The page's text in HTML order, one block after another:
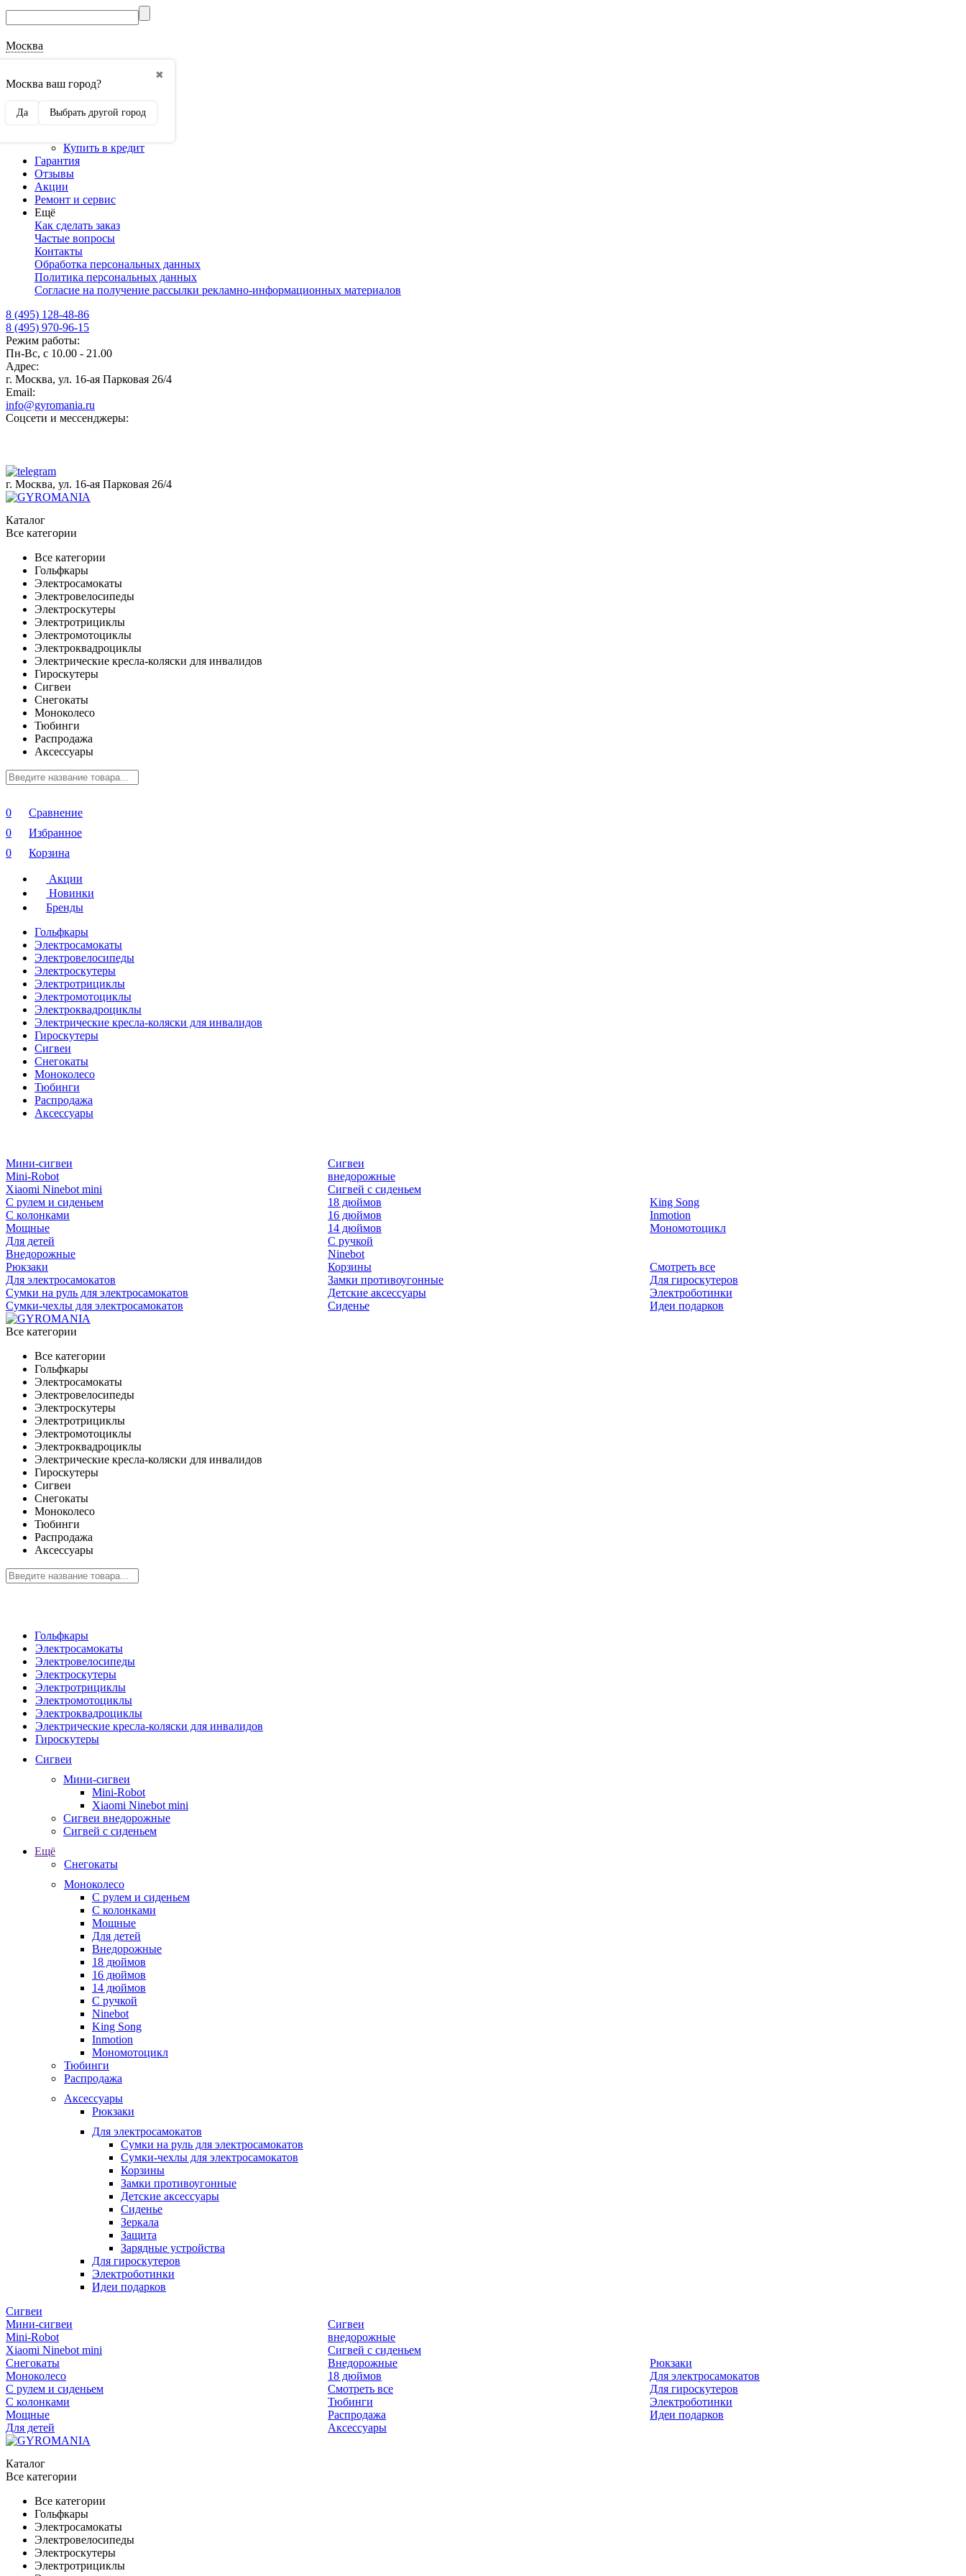
Москва
✖
Москва ваш город?
Да Выбрать другой город
Наши реквизиты
Оптовикам
Сотрудничество
Купить в кредит
Гарантия
Отзывы
Акции
Ремонт и сервис
Ещё
Как сделать заказ
Частые вопросы
Контакты
Обработка персональных данных
Политика персональных данных
Согласие на получение рассылки рекламно-информационных материалов
8 (495) 128-48-86
8 (495) 970-96-15
Режим работы:
Пн-Вс, с 10.00 - 21.00
Адрес:
г. Москва, ул. 16-ая Парковая 26/4
Email:
info@gyromania.ru
Соцсети и мессенджеры:
г. Москва, ул. 16-ая Парковая 26/4
Каталог
Все категории
Все категории
Гольфкары
Электросамокаты
Электровелосипеды
Электроскутеры
Электротрициклы
Электромотоциклы
Электроквадроциклы
Электрические кресла-коляски для инвалидов
Гироскутеры
Сигвеи
Снегокаты
Моноколесо
Тюбинги
Распродажа
Аксессуары
0
Сравнение
0
Избранное
0
Корзина
Акции
Новинки
Бренды
Гольфкары
Электросамокаты
Электровелосипеды
Электроскутеры
Электротрициклы
Электромотоциклы
Электроквадроциклы
Электрические кресла-коляски для инвалидов
Гироскутеры
Сигвеи
Снегокаты
Моноколесо
Тюбинги
Распродажа
Аксессуары
Мини-сигвеи
Mini-Robot
Xiaomi Ninebot mini
Сигвеи
внедорожные
Сигвей с сиденьем
С рулем и сиденьем
С колонками
Мощные
Для детей
Внедорожные
18 дюймов
16 дюймов
14 дюймов
С ручкой
Ninebot
King Song
Inmotion
Мономотоцикл
Рюкзаки
Для электросамокатов
Сумки на руль для электросамокатов
Сумки-чехлы для электросамокатов
Корзины
Замки противоугонные
Детские аксессуары
Сиденье
Смотреть все
Для гироскутеров
Электроботинки
Идеи подарков
Все категории
Все категории
Гольфкары
Электросамокаты
Электровелосипеды
Электроскутеры
Электротрициклы
Электромотоциклы
Электроквадроциклы
Электрические кресла-коляски для инвалидов
Гироскутеры
Сигвеи
Снегокаты
Моноколесо
Тюбинги
Распродажа
Аксессуары
Гольфкары
Электросамокаты
Электровелосипеды
Электроскутеры
Электротрициклы
Электромотоциклы
Электроквадроциклы
Электрические кресла-коляски для инвалидов
Гироскутеры
Сигвеи
Мини-сигвеи
Mini-Robot
Xiaomi Ninebot mini
Сигвеи внедорожные
Сигвей с сиденьем
Ещё
Снегокаты
Моноколесо
С рулем и сиденьем
С колонками
Мощные
Для детей
Внедорожные
18 дюймов
16 дюймов
14 дюймов
С ручкой
Ninebot
King Song
Inmotion
Мономотоцикл
Тюбинги
Распродажа
Аксессуары
Рюкзаки
Для электросамокатов
Сумки на руль для электросамокатов
Сумки-чехлы для электросамокатов
Корзины
Замки противоугонные
Детские аксессуары
Сиденье
Зеркала
Защита
Зарядные устройства
Для гироскутеров
Электроботинки
Идеи подарков
Сигвеи
Мини-сигвеи
Mini-Robot
Xiaomi Ninebot mini
Сигвеи
внедорожные
Сигвей с сиденьем
Снегокаты
Моноколесо
С рулем и сиденьем
С колонками
Мощные
Для детей
Внедорожные
18 дюймов
Смотреть все
Тюбинги
Распродажа
Аксессуары
Рюкзаки
Для электросамокатов
Для гироскутеров
Электроботинки
Идеи подарков
Каталог
Все категории
Все категории
Гольфкары
Электросамокаты
Электровелосипеды
Электроскутеры
Электротрициклы